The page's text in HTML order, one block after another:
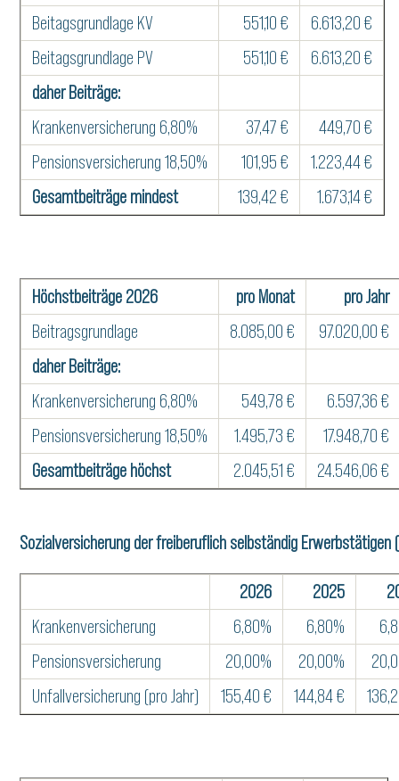
Beitagsgrundlage KV
551,10 €
6.613,20 €
Beitagsgrundlage PV
551,10 €
6.613,20 €
daher Beiträge:
Krankenversicherung 6,80%
37,47 €
449,70 €
Pensionsversicherung 18,50%
101,95 €
1.223,44 €
Gesamtbeiträge mindest
139,42 € 1.673,14 €
Höchstbeiträge 2026 pro Monat
pro Jahr
Beitragsgrundlage
8.085,00 €
97.020,00 €
daher Beiträge:
Krankenversicherung 6,80%
549,78 €
6.597,36 €
Pensionsversicherung 18,50%
1.495,73 €
17.948,70 €
Gesamtbeiträge höchst
2.045,51 € 24.546,06 €
Sozialversicherung der freiberuflich selbständig Erwerbstätigen
2026 2025
Krankenversicherung
6,80% 6,80%
Pensionsversicherung
20,00% 20,00%
Unfallversicherung (pro Jahr)
155,40 € 144,84 €